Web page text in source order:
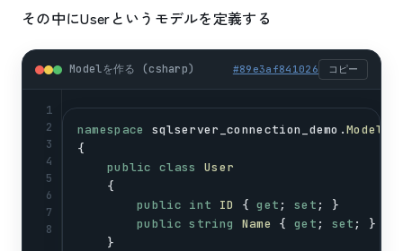
その中にUserというモデルを定義する
Modelを作る (csharp) #89e3af841026 コピー
1
2
3
4
5
6
7
8
namespace sqlserver_connection_demo .Models
{
public class
User
    {
public int ID { get ; set ; }
public string Name { get ; set ; }
    }